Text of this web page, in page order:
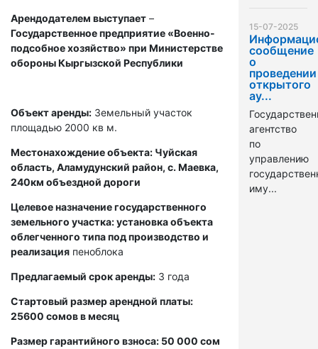
Арендодателем выступает –
Государственное предприятие «Военно-
подсобное хозяйство» при Министерстве
обороны Кыргызской Республики
Объект аренды: Земельный участок
площадью 2000 кв м.
Местонахождение объекта: Чуйская
область, Аламудунский район, с. Маевка,
240км объездной дороги
Целевое назначение государственного
земельного участка: установка объекта
облегченного типа под производство и
реализация пеноблока
Предлагаемый срок аренды: 3 года
Стартовый размер арендной платы:
25600 сомов в месяц
Размер гарантийного взноса: 50 000 сом
15-07-2025
сообщение
о
проведении
открытого
ау...
агентство
по
управлению
иму...